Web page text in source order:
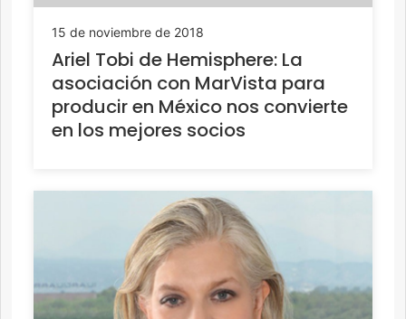
15 de noviembre de 2018
Ariel Tobi de Hemisphere: La
asociación con MarVista para
producir en México nos convierte
en los mejores socios